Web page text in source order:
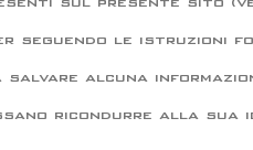
seguendo le istruzioni
salvare alcuna
ricondurre alla sua